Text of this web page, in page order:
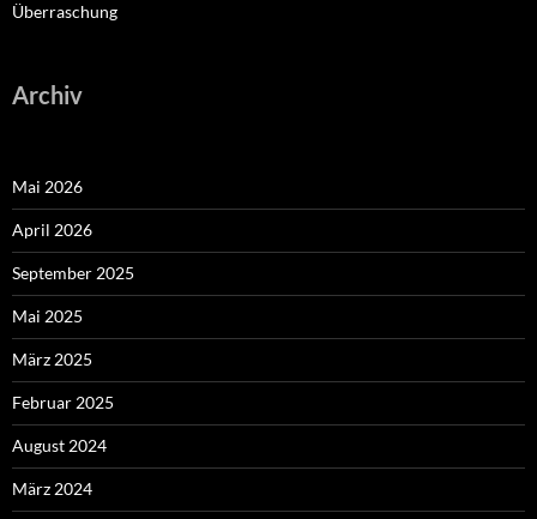
Überraschung
Archiv
Mai 2026
April 2026
September 2025
Mai 2025
März 2025
Februar 2025
August 2024
März 2024